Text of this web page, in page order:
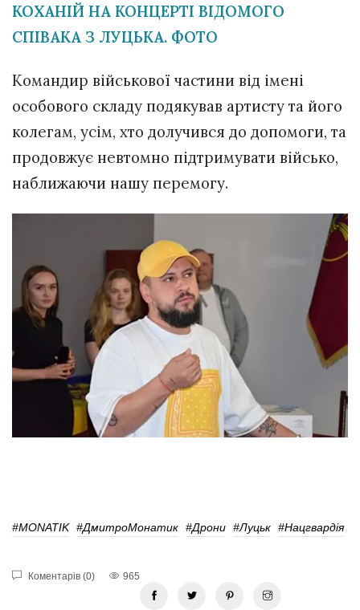
КОХАНІЙ НА КОНЦЕРТІ ВІДОМОГО
СПІВАКА З ЛУЦЬКА. ФОТО
Командир військової частини від імені
особового складу подякував артисту та його
колегам, усім, хто долучився до допомоги, та
продовжує невтомно підтримувати військо,
наближаючи нашу перемогу.
#MONATIK #ДмитроМонатик #Дрони #Луцьк #Нацгвардія
Коментарів (0) 965